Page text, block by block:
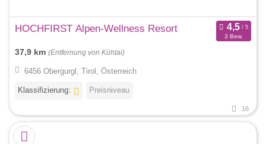
HOCHFIRST Alpen-Wellness Resort
3 Bew.
37,9 km (Entfernung von Kühtai)
6456 Obergurgl, Tirol, Österreich
Klassifizierung: Preisniveau
16